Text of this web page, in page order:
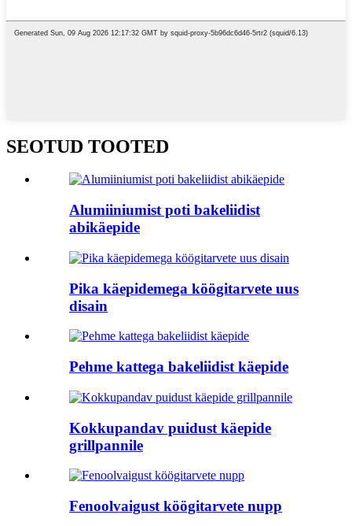
SEOTUD TOOTED
Alumiiniumist poti bakeliidist
abikäepide
Pika käepidemega köögitarvete uus
disain
Pehme kattega bakeliidist käepide
Kokkupandav puidust käepide
grillpannile
Fenoolvaigust köögitarvete nupp